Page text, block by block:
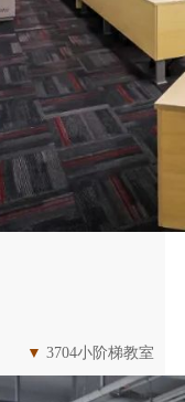
▼ 3704小阶梯教室